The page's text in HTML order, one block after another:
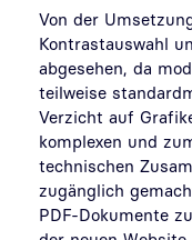
Von der
Kontrastauswahl
abgesehen, da
teilweise
Verzicht auf
komplexen und
technischen
zugänglich
PDF-Dokumente